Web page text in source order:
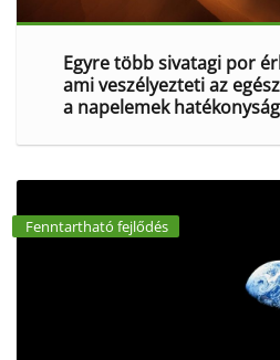
Egyre több sivatagi por
ami veszélyezteti az
a napelemek
Fenntartható fejlődés